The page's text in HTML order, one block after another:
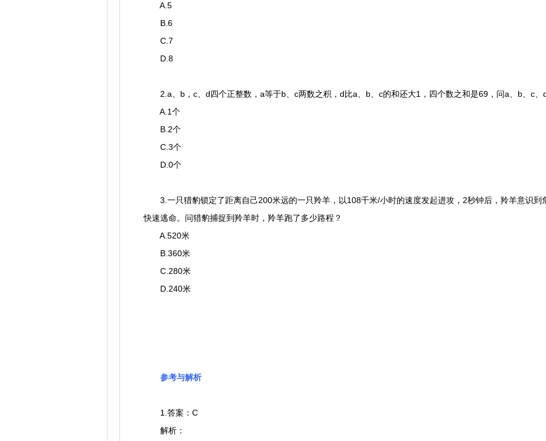
A.5
B.6
C.7
D.8
2.a、b，c、d四个正整数，a等于b、c两数之积，d比a、b、c的和还大1，四个数之和是69，问a、b、c、
A.1个
B.2个
C.3个
D.0个
3.一只猎豹锁定了距离自己200米远的一只羚羊，以108千米/小时的速度发起进攻，2秒钟后，羚羊意识到
快速逃命。问猎豹捕捉到羚羊时，羚羊跑了多少路程？
A.520米
B.360米
C.280米
D.240米
参考与解析
1.答案：C
解析：